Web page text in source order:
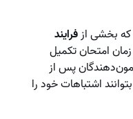
که بخشی ازفرایند
امتحان تکمیل
پس از
بتوانند اشتباهات خود را